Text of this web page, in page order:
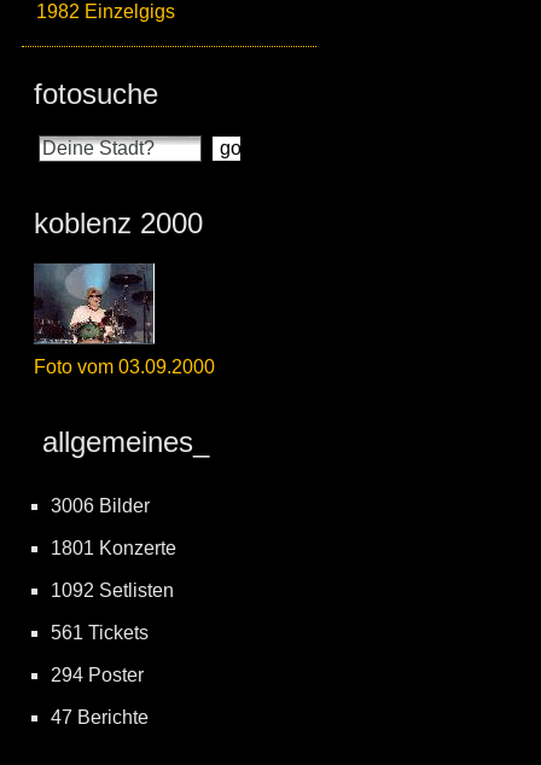
1982 Einzelgigs
fotosuche
koblenz 2000
Foto vom 03.09.2000
allgemeines_
3006 Bilder
1801 Konzerte
1092 Setlisten
561 Tickets
294 Poster
47 Berichte